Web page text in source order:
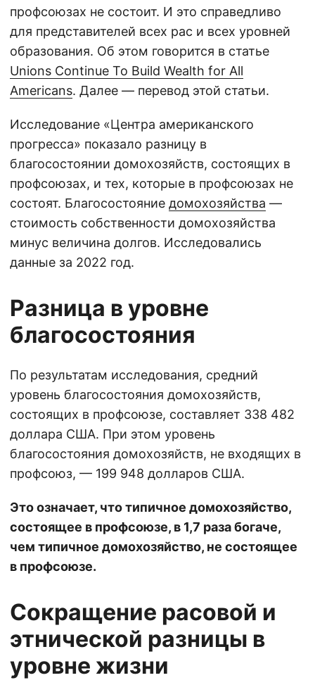
профсоюзах не состоит. И это справедливо
для представителей всех рас и всех уровней
образования. Об этом говорится в статье
Unions Continue To Build Wealth for All
Americans. Далее — перевод этой статьи.
Исследование «Центра американского
прогресса» показало разницу в
благосостоянии домохозяйств, состоящих в
профсоюзах, и тех, которые в профсоюзах не
состоят. Благосостояние домохозяйства —
стоимость собственности домохозяйства
минус величина долгов. Исследовались
данные за 2022 год.
Разница в уровне
благосостояния
По результатам исследования, средний
уровень благосостояния домохозяйств,
состоящих в профсоюзе, составляет 338 482
доллара США. При этом уровень
благосостояния домохозяйств, не входящих в
профсоюз, — 199 948 долларов США.
Это означает, что типичное домохозяйство,
состоящее в профсоюзе, в 1,7 раза богаче,
чем типичное домохозяйство, не состоящее
в профсоюзе.
Сокращение расовой и
этнической разницы в
уровне жизни